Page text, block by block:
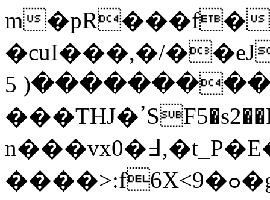
m�pR���f�
�cuI���,�/
ل�����������( 5T�������|
���THJ�ߴSF5�s2��P�`f5�1M�s\V���q�3ڸ���~?
n���vx0�߃,�t_P�E��'W4
����>:f6X<9�ߋ�g�ܦ��mӕl���u��rT�Bz���N�C�݂Pګ�n(�